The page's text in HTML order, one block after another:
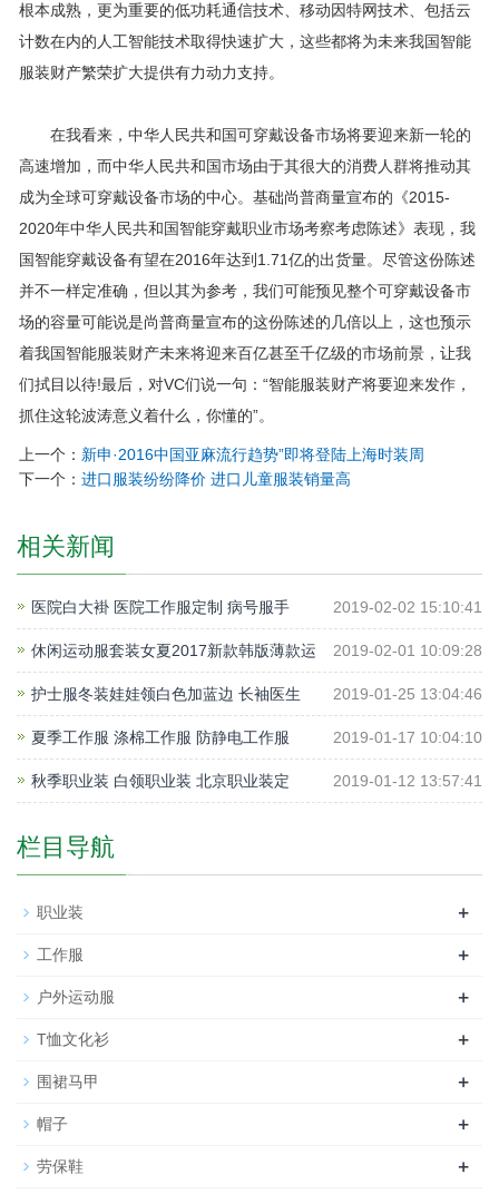
根本成熟，更为重要的低功耗通信技术、移动因特网技术、包括云
计数在内的人工智能技术取得快速扩大，这些都将为未来我国智能
服装财产繁荣扩大提供有力动力支持。
在我看来，中华人民共和国可穿戴设备市场将要迎来新一轮的
高速增加，而中华人民共和国市场由于其很大的消费人群将推动其
成为全球可穿戴设备市场的中心。基础尚普商量宣布的《2015-
2020年中华人民共和国智能穿戴职业市场考察考虑陈述》表现，我
国智能穿戴设备有望在2016年达到1.71亿的出货量。尽管这份陈述
并不一样定准确，但以其为参考，我们可能预见整个可穿戴设备市
场的容量可能说是尚普商量宣布的这份陈述的几倍以上，这也预示
着我国智能服装财产未来将迎来百亿甚至千亿级的市场前景，让我
们拭目以待!最后，对VC们说一句：“智能服装财产将要迎来发作，
抓住这轮波涛意义着什么，你懂的”。
上一个： 新申·2016中国亚麻流行趋势”即将登陆上海时装周
下一个： 进口服装纷纷降价 进口儿童服装销量高
相关新闻
2019-02-02 15:10:41
医院白大褂 医院工作服定制 病号服手
2019-02-01 10:09:28
休闲运动服套装女夏2017新款韩版薄款运
2019-01-25 13:04:46
护士服冬装娃娃领白色加蓝边 长袖医生
2019-01-17 10:04:10
夏季工作服 涤棉工作服 防静电工作服
2019-01-12 13:57:41
秋季职业装 白领职业装 北京职业装定
栏目导航
+
职业装
+
工作服
+
户外运动服
+
T恤文化衫
+
围裙马甲
+
帽子
+
劳保鞋